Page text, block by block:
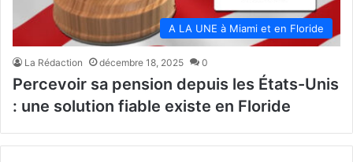
A LA UNE à Miami et en Floride
La Rédaction décembre 18, 2025 0
Percevoir sa pension depuis les États-Unis
: une solution fiable existe en Floride